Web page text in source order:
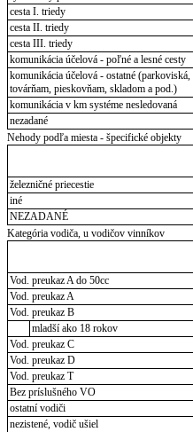
cesta I. triedy
cesta II. triedy
cesta III. triedy
komunikácia účelová - poľné a lesné cesty
komunikácia účelová - ostatné
továrňam, pieskovňam, skladom a pod.)
komunikácia v km systéme nesledovaná
nezadané
Nehody podľa miesta - špecifické objekty
železničné priecestie
iné
NEZADANÉ
Kategória vodiča, u vodičov vinníkov
Vod. preukaz A do 50cc
Vod. preukaz A
Vod. preukaz B
mladší ako 18 rokov
Vod. preukaz C
Vod. preukaz D
Vod. preukaz T
Bez príslušného VO
ostatní vodiči
nezistené, vodič ušiel